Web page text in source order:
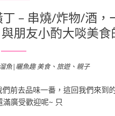
丁 – 串燒/炸物/酒，
朋友小酌大啖美食
魚|曬魚趣 美食、旅遊、親子
前去品味一番，這回我們來到
滿廣受歡迎呢~ 只